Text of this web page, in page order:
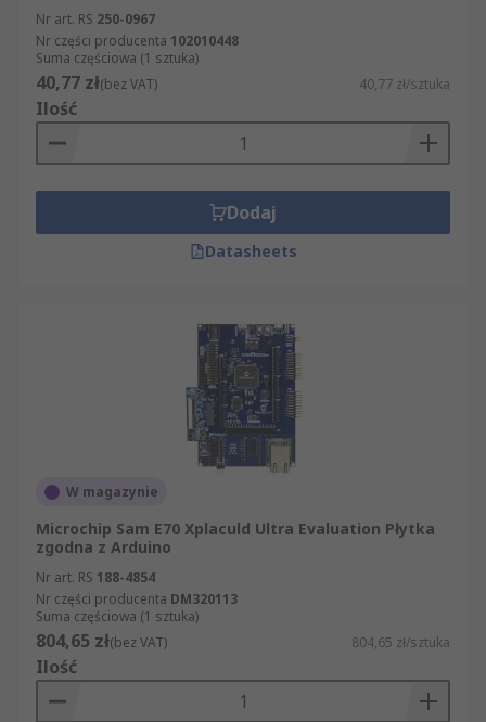
Nr art. RS 250-0967
Nr części producenta 102010448
Suma częściowa (1 sztuka)
40,77 zł(bez VAT) 40,77 zł/sztuka
Ilość
Dodaj
Datasheets
W magazynie
Microchip Sam E70 Xplaculd Ultra Evaluation Płytka
zgodna z Arduino
Nr art. RS 188-4854
Nr części producenta DM320113
Suma częściowa (1 sztuka)
804,65 zł(bez VAT) 804,65 zł/sztuka
Ilość